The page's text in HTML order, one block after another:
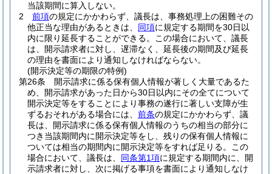
当該期間に算入しない。
2
前項の規定にかかわらず、議長は、事務処理上の困難その
他正当な理由があるときは、 同項に規定する期間を30日以
内に限り延長することができる。
この場合において、議長
は、開示請求者に対し、遅滞なく、延長後の期間及び延長
の理由を書面により通知しなければならない。
(開示決定等の期限の特例)
第26条
開示請求に係る保有個人情報が著しく大量であるた
め、開示請求があった日から30日以内にその全てについて
開示決定等をすることにより事務の遂行に著しい支障が生
ずるおそれがある場合には、 前条の規定にかかわらず、議
長は、開示請求に係る保有個人情報のうちの相当の部分に
つき当該期間内に開示決定等をし、残りの保有個人情報に
ついては相当の期間内に開示決定等をすれば足りる。
この
場合において、議長は、 同条第1項に規定する期間内に、開
示請求者に対し、次に掲げる事項を書面により通知しなけ